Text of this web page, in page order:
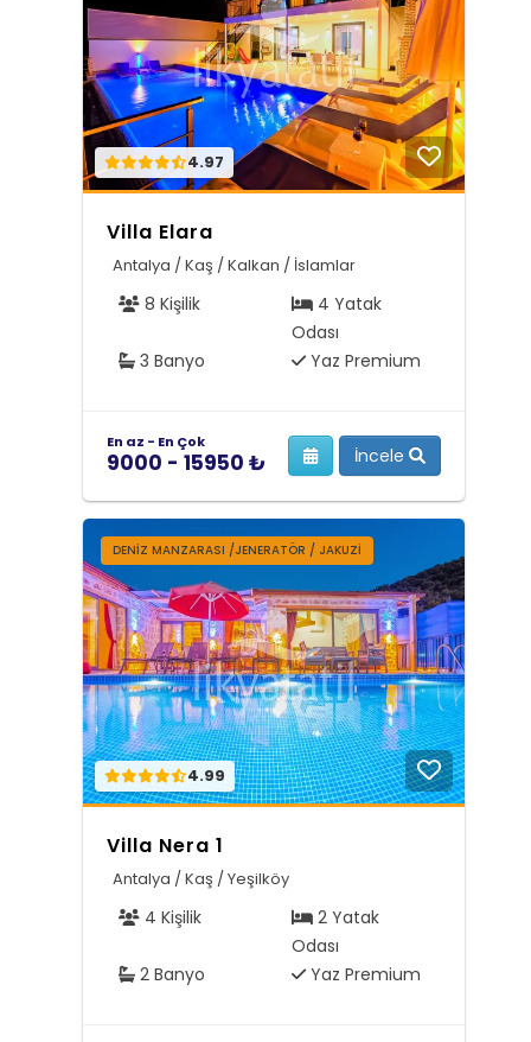
4.97
Villa Elara
Antalya / Kaş / Kalkan / İslamlar
8 Kişilik
4 Yatak
Odası
3 Banyo
Yaz Premium
En az - En Çok
9000 - 15950 ₺ İncele
DENIZ MANZARASI /JENERATÖR / JAKUZI
4.99
Villa Nera 1
Antalya / Kaş / Yeşilköy
4 Kişilik
2 Yatak
Odası
2 Banyo
Yaz Premium